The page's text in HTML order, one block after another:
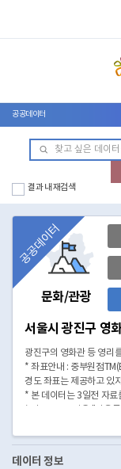
공공데이터
결과 내 재검색
문화/관광
공공데이터
서울시 광진구 영
광진구의 영화관 등 영리
* 좌표안내 : 중부원점
경도 좌표는 제공하고 있
* 본 데이터는 3일전 자료
(https://
데이터 정보